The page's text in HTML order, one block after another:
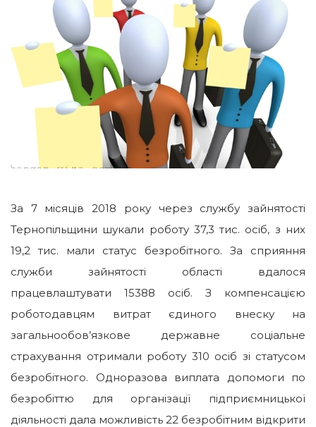
За 7 місяців2018 року через службу зайнятості
Тернопільщини шукали роботу 37,3 тис. осіб, з них
19,2 тис. мали статус безробітного. За сприяння
служби зайнятості області вдалося
працевлаштувати 15388 осіб. З компенсацією
роботодавцям витрат єдиного внеску на
загальнообов’язкове державне соціальне
страхування отримали роботу 310 осіб зі статусом
безробітного. Одноразова виплата допомоги по
безробіттю для організації підприємницької
діяльності дала можливість 22 безробітним відкрити